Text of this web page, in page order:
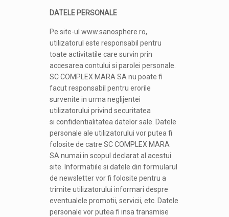
DATELE PERSONALE
Pe site-ul www.sanosphere.ro,
utilizatorul este responsabil pentru
toate activitatile care survin prin
accesarea contului si parolei personale.
SC COMPLEX MARA SA nu poate fi
facut responsabil pentru erorile
survenite in urma neglijentei
utilizatorului privind securitatea
si confidentialitatea datelor sale. Datele
personale ale utilizatorului vor putea fi
folosite de catre SC COMPLEX MARA
SA numai in scopul declarat al acestui
site. Informatiile si datele din formularul
de newsletter vor fi folosite pentru a
trimite utilizatorului informari despre
eventualele promotii, servicii, etc. Datele
personale vor putea fi insa transmise